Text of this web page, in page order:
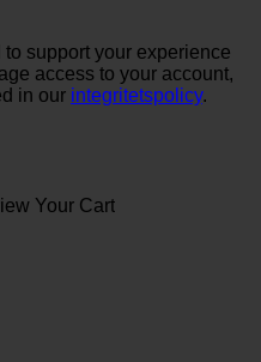
support your experience
access to your account,
in our integritetspolicy.
Your Cart